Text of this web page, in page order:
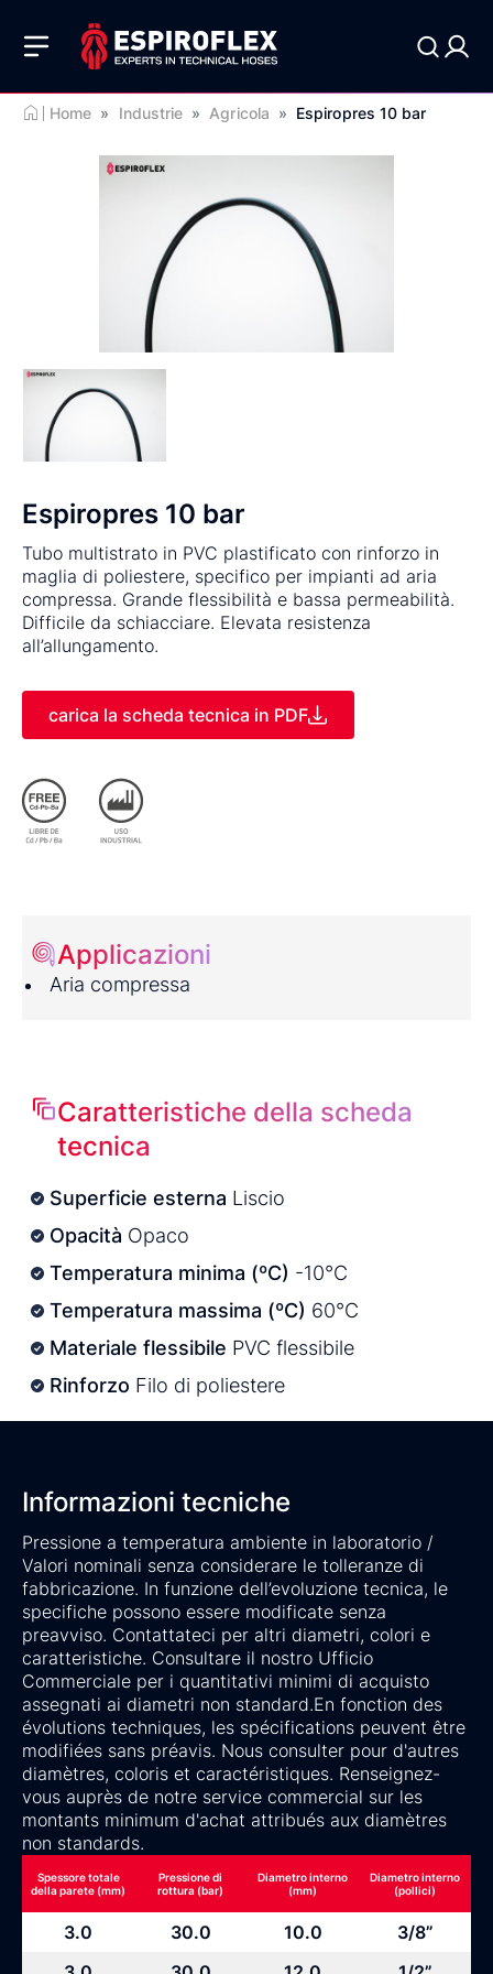
Home » Industrie » Agricola » Espiropres 10 bar
Espiropres 10 bar
Tubo multistrato in PVC plastificato con rinforzo in
maglia di poliestere, specifico per impianti ad aria
compressa. Grande flessibilità e bassa permeabilità.
Difficile da schiacciare. Elevata resistenza
all’allungamento.
carica la scheda tecnica in PDF
Applicazioni
Aria compressa
Caratteristiche della scheda
tecnica
Superficie esterna Liscio
Opacità Opaco
Temperatura minima (ºC) -10°C
Temperatura massima (ºC) 60°C
Materiale flessibile PVC flessibile
Rinforzo Filo di poliestere
Informazioni tecniche
Pressione a temperatura ambiente in laboratorio /
Valori nominali senza considerare le tolleranze di
fabbricazione. In funzione dell’evoluzione tecnica, le
specifiche possono essere modificate senza
preavviso. Contattateci per altri diametri, colori e
caratteristiche. Consultare il nostro Ufficio
Commerciale per i quantitativi minimi di acquisto
assegnati ai diametri non standard.En fonction des
évolutions techniques, les spécifications peuvent être
modifiées sans préavis. Nous consulter pour d'autres
diamètres, coloris et caractéristiques. Renseignez-
vous auprès de notre service commercial sur les
montants minimum d'achat attribués aux diamètres
non standards.
Spessore totale
della parete (mm)
Pressione di
rottura (bar)
Diametro interno
(mm)
Diametro interno
(pollici)
3.0 30.0 10.0
3/8”